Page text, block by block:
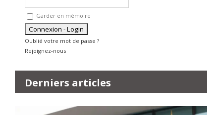
Garder en mémoire
Oublié votre mot de passe ?
Rejoignez-nous
Derniers articles